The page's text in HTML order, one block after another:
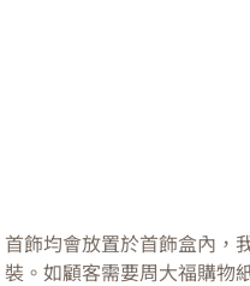
首飾均會放置於首飾盒內，
裝。如顧客需要周大福購物